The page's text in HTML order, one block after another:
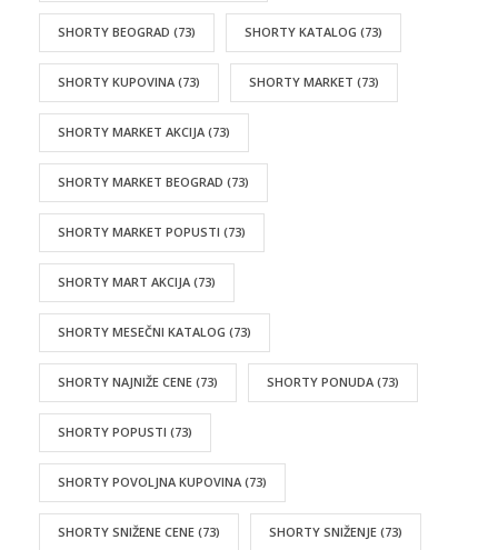
SHORTY BEOGRAD (73) SHORTY KATALOG (73)
SHORTY KUPOVINA (73) SHORTY MARKET (73)
SHORTY MARKET AKCIJA (73)
SHORTY MARKET BEOGRAD (73)
SHORTY MARKET POPUSTI (73)
SHORTY MART AKCIJA (73)
SHORTY MESEČNI KATALOG (73)
SHORTY NAJNIŽE CENE (73) SHORTY PONUDA (73)
SHORTY POPUSTI (73)
SHORTY POVOLJNA KUPOVINA (73)
SHORTY SNIŽENE CENE (73) SHORTY SNIŽENJE (73)